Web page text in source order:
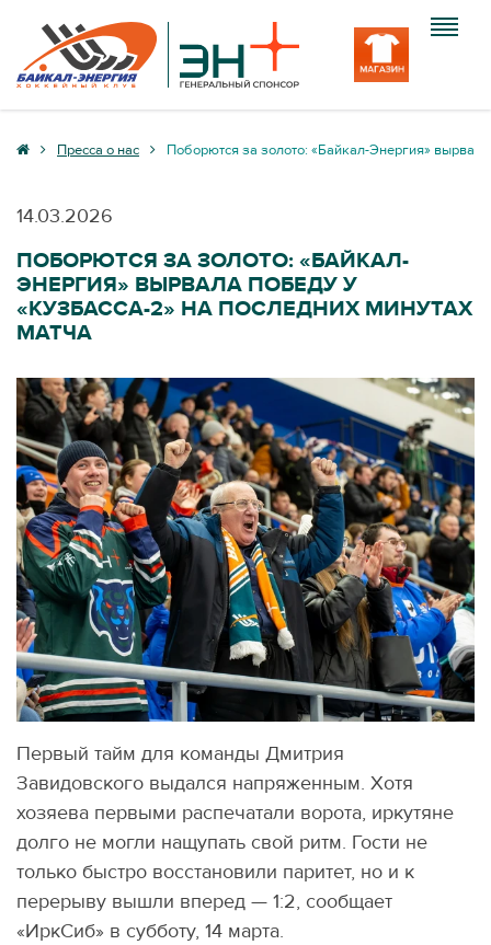
Клуб
Медиа
Вход
Пресса о нас Поборются за золото: «Байкал-Энергия»
14.03.2026
ПОБОРЮТСЯ ЗА ЗОЛОТО: «БАЙКАЛ-
ЭНЕРГИЯ» ВЫРВАЛА ПОБЕДУ У
«КУЗБАССА-2» НА ПОСЛЕДНИХ МИНУТАХ
МАТЧА
Первый тайм для команды Дмитрия
Завидовского выдался напряженным. Хотя
хозяева первыми распечатали ворота, иркутяне
долго не могли нащупать свой ритм. Гости не
только быстро восстановили паритет, но и к
перерыву вышли вперед — 1:2, сообщает
«ИркСиб» в субботу, 14 марта.